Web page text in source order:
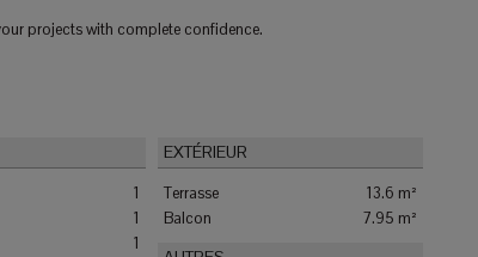
projects with complete confidence.
1
1
1
EXTÉRIEUR
Terrasse
13.6 m²
Balcon
7.95 m²